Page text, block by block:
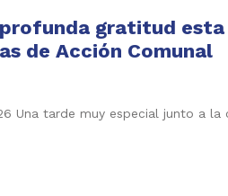
gratitud
de Acción Comunal
Una tarde muy especial junto a